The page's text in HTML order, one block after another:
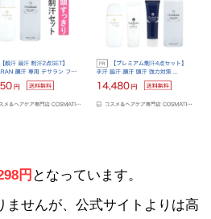
円 となっています。
ませんが、公式サイトよりは高